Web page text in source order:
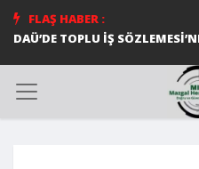
FLAŞ HABER :
DAÜ’DE TOPLU İŞ